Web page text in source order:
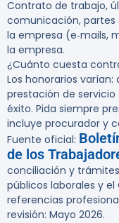
Contrato de trabajo,
comunicación,
la empresa (e‑mails,
la empresa.
¿Cuánto cuesta
Los honorarios
prestación de
éxito. Pida siempre
incluye procurador y
Fuente oficial:
de los
conciliación y
públicos laborales y
referencias
revisión: Mayo 2026.